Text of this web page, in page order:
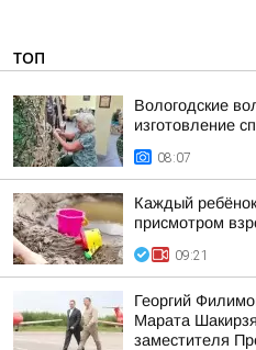
ТОП
Вологодские
изготовление
08:07
Каждый
присмотром
09:21
Георгий
Марата
заместителя